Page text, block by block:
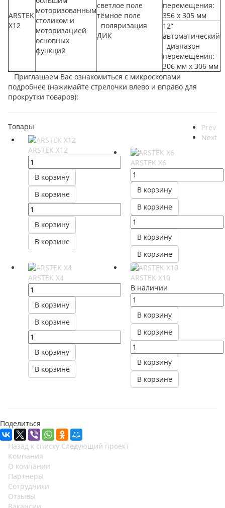
ARSTEK
X12
моторизованным
столиком и
моторизацией
основных
функций
светлое поле
тёмное поле
поляризация
ДИК
перемещения:
356 x 305 мм
12”
автоматический
диапазон
перемещения:
306 мм х 306 мм
Приглашаем Вас ознакомиться с микроскопами
подробнее (нажимайте стрелочки влево и вправо для
прокрутки товаров):
Prev
Next
Товары
ARSTEK X12
В корзину
В корзине
В корзину
В корзине
ARSTEK X6
В корзину
В корзине
В корзину
В корзине
ARSTEK X4
В корзину
В корзине
В корзину
В корзине
ARSTEK X10
В наличии
В корзину
В корзине
В корзину
В корзине
Поделиться
Назад к списку Следующий проект
Компания
О компании
Партнеры
Сотрудники
Отзывы